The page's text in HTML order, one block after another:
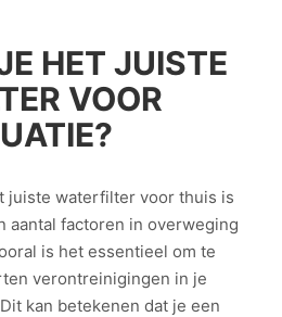
HET JUISTE
VOOR
juiste waterfilter voor thuis is
aantal factoren in overweging
is het essentieel om te
verontreinigingen in je
kan betekenen dat je een